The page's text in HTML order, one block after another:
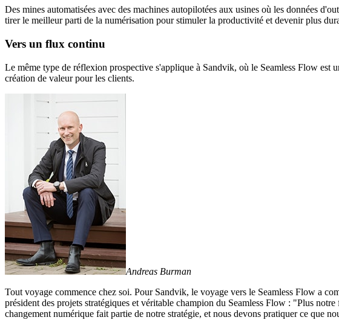
Des mines automatisées avec des machines autopilotées aux usines où les données
tirer le meilleur parti de la numérisation pour stimuler la productivité et devenir plus
Vers un flux continu
Le même type de réflexion prospective s'applique à Sandvik, où le Seamless Flow est
création de valeur pour les clients.
Andreas Burman
Tout voyage commence chez soi. Pour Sandvik, le voyage vers le Seamless Flow a
président des projets stratégiques et véritable champion du Seamless Flow : "Plus
changement numérique fait partie de notre stratégie, et nous devons pratiquer ce que